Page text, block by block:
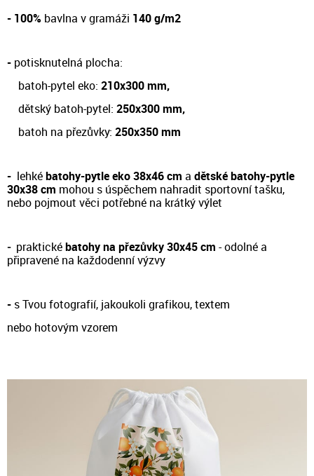
- 100% bavlna v gramáži 140 g/m2
- potisknutelná plocha:
batoh-pytel eko: 210x300 mm,
dětský batoh-pytel: 250x300 mm,
batoh na přezůvky: 250x350 mm
- lehkébatohy-pytle eko 38x46 cm a dětské batohy-pytle
30x38 cm mohou s úspěchem nahradit sportovní tašku,
nebo pojmout věci potřebné na krátký výlet
- praktickébatohy na přezůvky 30x45 cm - odolné a
připravené na každodenní výzvy
- s Tvou fotografií, jakoukoli grafikou, textem
nebo hotovým vzorem